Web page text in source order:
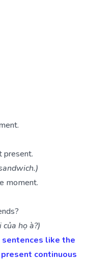
present.
moment.
họ à?)
like the
continuous